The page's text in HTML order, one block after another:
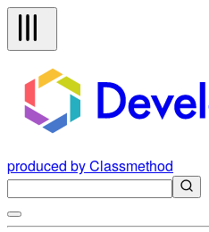
produced by Classmethod